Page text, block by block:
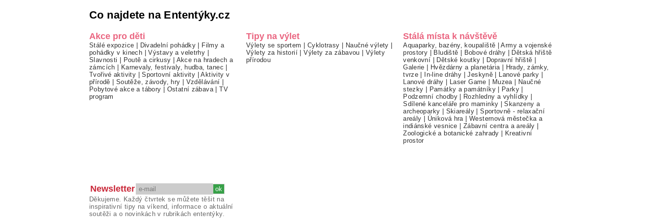
Co najdete na Ententýky.cz
Akce pro děti
Stálé expozice | Divadelní pohádky | Filmy a
pohádky v kinech |Výstavy a veletrhy |
Slavnosti | Poutě a cirkusy | Akce na hradech a
zámcích | Karnevaly, festivaly, hudba, tanec |
Tvořivé aktivity |Sportovní aktivity |Aktivity v
přírodě | Soutěže, závody, hry | Vzdělávání |
Pobytové akce a tábory | Ostatní zábava |TV
program
Tipy na výlet
Výlety se sportem | Cyklotrasy | Naučné výlety |
Výlety za historií |Výlety za zábavou | Výlety
přírodou
Stálá místa k návštěvě
Aquaparky, bazény, koupaliště |Army a vojenské
prostory | Bludiště | Bobové dráhy | Dětská hřiště
venkovní | Dětské koutky | Dopravní hřiště |
Galerie | Hvězdárny a planetária | Hrady, zámky,
tvrze | In-line dráhy |Jeskyně | Lanové parky |
Lanové dráhy | Laser Game | Muzea | Naučné
stezky | Památky a památníky| Parky |
Podzemní chodby| Rozhledny a vyhlídky |
Sdílené kanceláře pro maminky |Skanzeny a
archeoparky | Skiareály |Sportovně - relaxační
areály | Úniková hra |Westernová městečka a
indiánské vesnice | Zábavní centra a areály |
Zoologické a botanické zahrady | Kreativní
prostor
Newsletter
Děkujeme. Každý čtvrtek se můžete těšit na
inspirativní tipy na víkend, informace o aktuální
soutěži a o novinkách v rubrikách ententýky.